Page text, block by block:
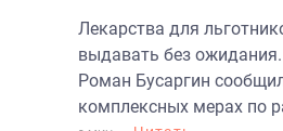
Лекарства для
выдавать без
Роман Бусаргин
комплексных мерах по